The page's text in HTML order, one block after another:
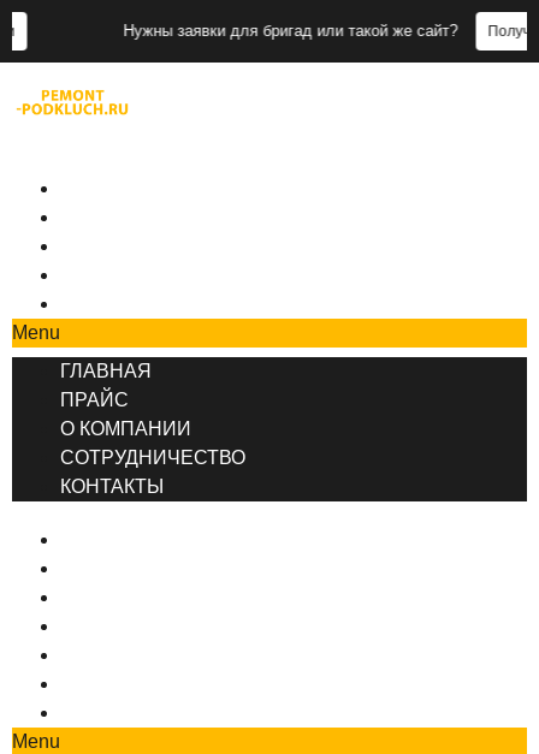
Нужны заявки для бригад или такой же сайт? Получить заявки
Menu
ГЛАВНАЯ
ПРАЙС
О КОМПАНИИ
СОТРУДНИЧЕСТВО
КОНТАКТЫ
Menu